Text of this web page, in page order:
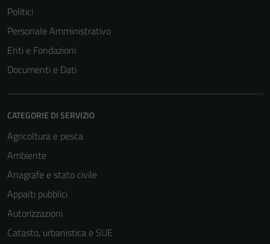
Politici
Personale Amministrativo
Enti e Fondazioni
Documenti e Dati
CATEGORIE DI SERVIZIO
Agricoltura e pesca
Ambiente
Anagrafe e stato civile
Appalti pubblici
Autorizzazioni
Catasto, urbanistica e SUE